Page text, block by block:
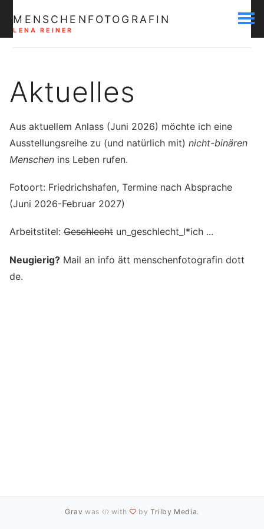
MENSCHENFOTOGRAFIN
LENA REINER
Aktuelles
Aus aktuellem Anlass (Juni 2026) möchte ich eine
Ausstellungsreihe zu (und natürlich mit) nicht-binären
Menschen ins Leben rufen.
Fotoort: Friedrichshafen, Termine nach Absprache
(Juni 2026-Februar 2027)
Arbeitstitel: Geschlecht un_geschlecht_l*ich ...
Neugierig? Mail an info ätt menschenfotografin dott
de.
Grav was with by Trilby Media.